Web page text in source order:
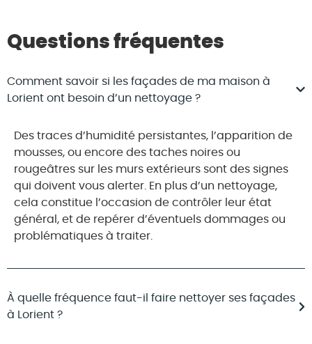
Questions fréquentes
Comment savoir si les façades de ma maison à
Lorient ont besoin d’un nettoyage ?
Des traces d’humidité persistantes, l’apparition de
mousses, ou encore des taches noires ou
rougeâtres sur les murs extérieurs sont des signes
qui doivent vous alerter. En plus d’un nettoyage,
cela constitue l’occasion de contrôler leur état
général, et de repérer d’éventuels dommages ou
problématiques à traiter.
À quelle fréquence faut-il faire nettoyer ses façades
à Lorient ?